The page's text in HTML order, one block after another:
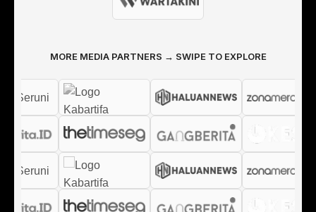
MORE MEDIA PARTNERS → SWIPE TO EXPLORE